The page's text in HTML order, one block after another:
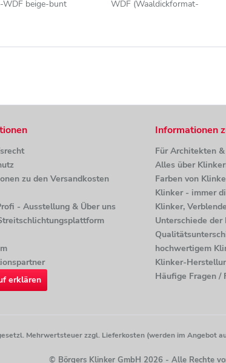
WDF beige-bunt
WDF (Waaldickformat-
zu den Versandkosten
- Ausstellung & Über uns
erklären
Informationen
Für Architekten
Alles über
Farben von
Klinker - immer
Klinker,
Unterschiede der
hochwertigem
Klinker-
Häufige Fragen /
Mehrwertsteuer zzgl. Lieferkosten (werden im Angebot
© Börgers Klinker GmbH 2026 - Alle Rechte